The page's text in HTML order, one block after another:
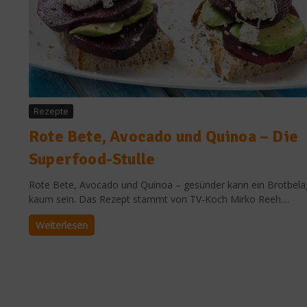
Rezepte
Rote Bete, Avocado und Quinoa – Die
Superfood-Stulle
Rote Bete, Avocado und Quinoa – gesünder kann ein
kaum sein. Das Rezept stammt von TV-Koch Mirko Reeh....
Weiterlesen